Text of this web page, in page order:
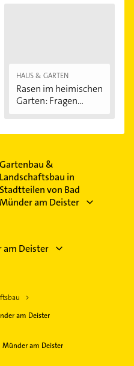
HAUS & GARTEN
Rasen im heimischen
Garten: Fragen...
Gartenbau &
Landschaftsbau in
Stadtteilen von Bad
Münder am Deister
am Deister
am Deister
Münder am Deister